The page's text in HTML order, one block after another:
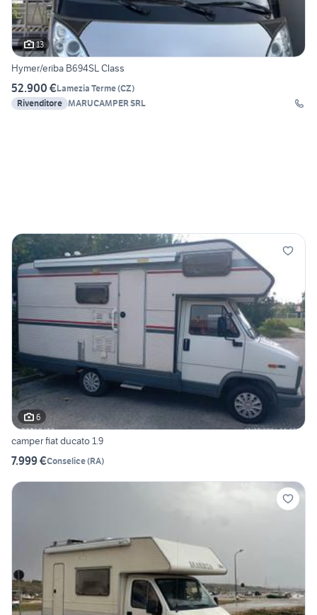
13
Hymer/eriba B694SL Class
52.900 €Lamezia Terme(CZ)
Rivenditore MARUCAMPER SRL
6
camper fiat ducato 1.9
7.999 €Conselice(RA)